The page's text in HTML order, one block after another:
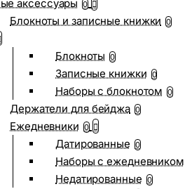
аксессуары 0
Блокноты и записные книжки 0
Блокноты 0
Записные книжки 0
Наборы с блокнотом 0
Держатели для бейджа 0
Ежедневники 0
Датированные 0
Наборы с ежедневником
Недатированные 0